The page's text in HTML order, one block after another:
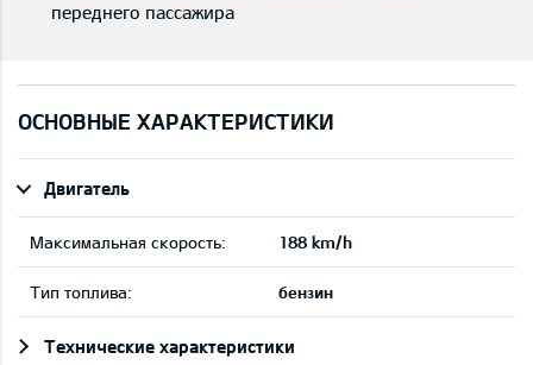
переднего пассажира
ОСНОВНЫЕ ХАРАКТЕРИСТИКИ
Двигатель
Максимальная скорость: 188 km/h
Тип топлива: бензин
Технические характеристики